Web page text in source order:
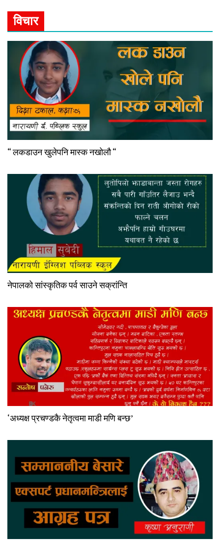
विचार
“ लकडाउन खुलेपनि मास्क नखोलौ “
नेपालको सांस्कृतिक पर्व साउने सक्रांन्ति
‘अध्यक्ष प्रचण्डकै नेतृत्वमा माडी मणि बन्छ’